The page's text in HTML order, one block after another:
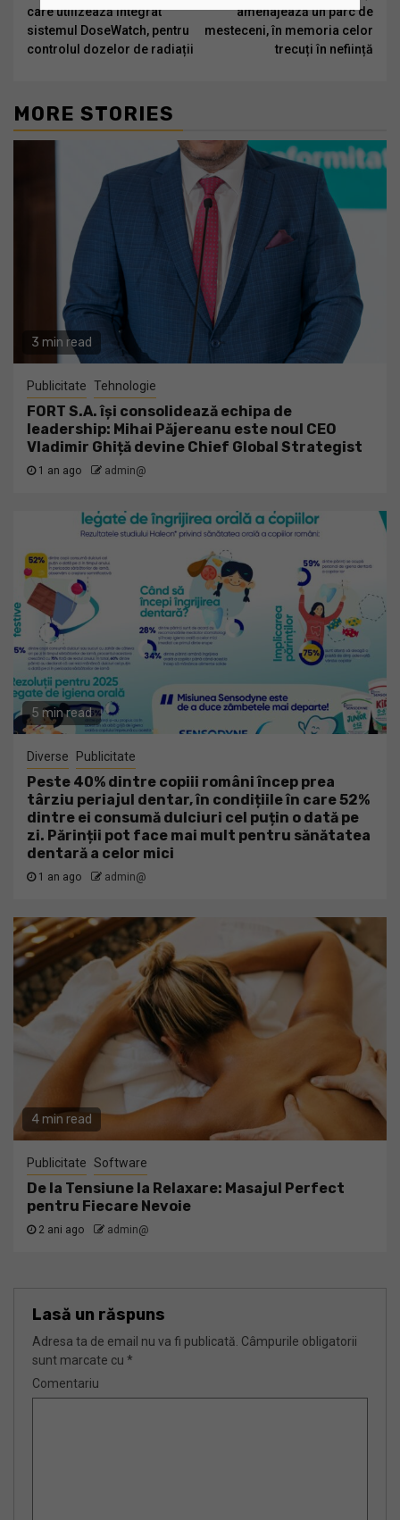
care utilizează integrat
sistemul DoseWatch, pentru
controlul dozelor de radiații
amenajează un parc de
mesteceni, în memoria celor
trecuți în neființă
MORE STORIES
3 min read
Publicitate Tehnologie
FORT S.A. își consolidează echipa de
leadership: Mihai Păjereanu este noul CEO
Vladimir Ghiță devine Chief Global Strategist
1 an ago admin@
5 min read
Diverse Publicitate
Peste 40% dintre copiii români încep prea
târziu periajul dentar, în condițiile în care 52%
dintre ei consumă dulciuri cel puțin o dată pe
zi. Părinții pot face mai mult pentru sănătatea
dentară a celor mici
1 an ago admin@
4 min read
Publicitate Software
De la Tensiune la Relaxare: Masajul Perfect
pentru Fiecare Nevoie
2 ani ago admin@
Lasă un răspuns
Adresa ta de email nu va fi publicată. Câmpurile obligatorii
sunt marcate cu *
Comentariu